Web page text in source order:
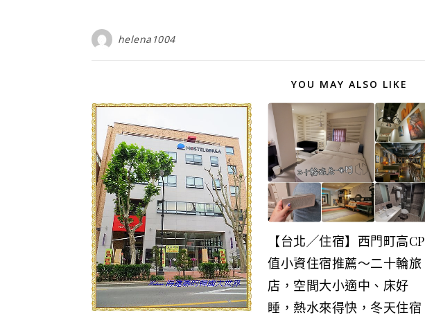
helena1004
YOU MAY ALSO LIKE
【台北╱住宿】西門町高CP
值小資住宿推薦～二十輪旅
店，空間大小適中、床好
睡，熱水來得快，冬天住宿